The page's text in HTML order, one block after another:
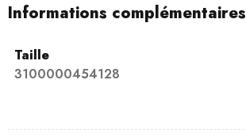
Informations complémentaires
Taille
3100000454128